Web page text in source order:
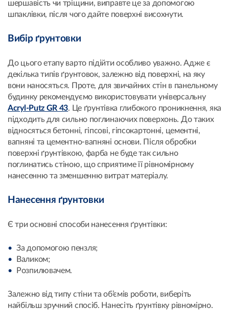
шершавість чи тріщини, виправте це за допомогою
шпаклівки, після чого дайте поверхні висохнути.
Вибір ґрунтовки
До цього етапу варто підійти особливо уважно. Адже є
декілька типів ґрунтовок, залежно від поверхні, на яку
вони наносяться. Проте, для звичайних стін в панельному
будинку рекомендуємо використовувати універсальну
Acryl-Putz GR 43. Це ґрунтівка глибокого проникнення, яка
підходить для сильно поглинаючих поверхонь. До таких
відносяться бетонні, гіпсові, гіпсокартонні, цементні,
вапняні та цементно-вапняні основи. Після обробки
поверхні ґрунтівкою, фарба не буде так сильно
поглинатись стіною, що сприятиме її рівномірному
нанесенню та зменшенню витрат матеріалу.
Нанесення ґрунтовки
Є три основні способи нанесення ґрунтівки:
За допомогою пензля;
Валиком;
Розпилювачем.
Залежно від типу стіни та об’ємів роботи, виберіть
найбільш зручний спосіб. Нанесіть ґрунтівку рівномірно.